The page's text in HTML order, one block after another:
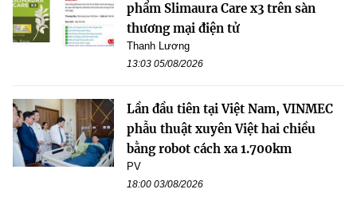
phẩm Slimaura Care x3 trên sàn
thương mại điện tử
Thanh Lương
13:03 05/08/2026
Lần đầu tiên tại Việt Nam, VINMEC
phẫu thuật xuyên Việt hai chiều
bằng robot cách xa 1.700km
PV
18:00 03/08/2026